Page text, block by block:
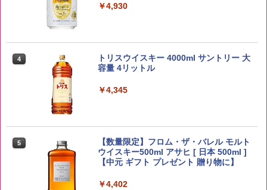
米 5kg
5kg
￥3,274
￥4,930
4
トリスウイスキー 4000ml サントリー 大
容量 4リットル
￥4,345
5
【数量限定】フロム・ザ・バレル モルト
ウイスキー500ml アサヒ [ 日本 500ml ]
【中元 ギフト プレゼント 贈り物に】
￥4,402